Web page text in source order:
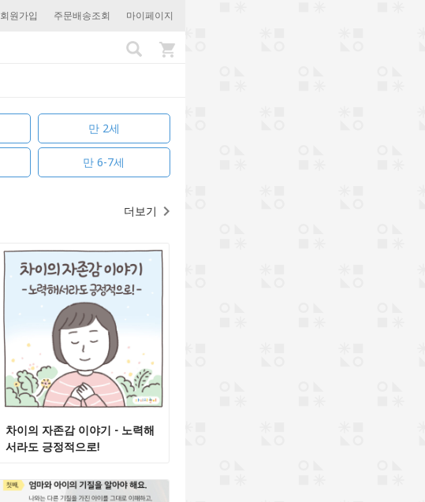
회원가입 주문배송조회 마이페이지
만 2세
만 6-7세
더보기
차이의 자존감 이야기 - 노력해
서라도 긍정적으로!